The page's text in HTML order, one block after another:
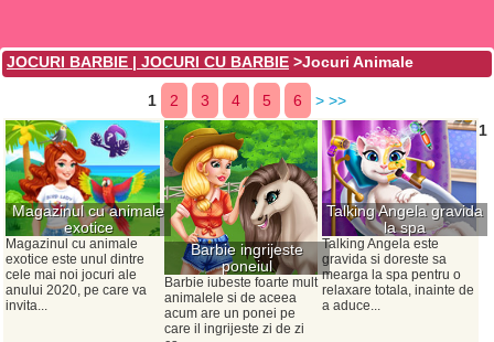
JOCURI BARBIE | JOCURI CU BARBIE >Jocuri Animale
1 2 3 4 5 6 > >>
Magazinul cu animale
exotice
Magazinul cu animale
exotice este unul dintre
cele mai noi jocuri ale
anului 2020, pe care va
invita...
Barbie ingrijeste
poneiul
Barbie iubeste foarte mult
animalele si de aceea
acum are un ponei pe
care il ingrijeste zi de zi
Talking Angela gravida
la spa
Talking Angela este
gravida si doreste sa
mearga la spa pentru o
relaxare totala, inainte de
a aduce...
1